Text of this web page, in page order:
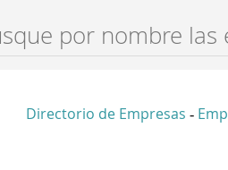
Directorio de Empresas -